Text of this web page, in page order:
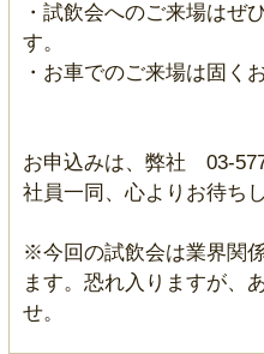
・試飲会へのご来場はぜ
す。
・お車でのご来場は固く
お申込みは、弊社 03-
社員一同、心よりお待ち
※今回の試飲会は業界関
ます。恐れ入りますが、
せ。